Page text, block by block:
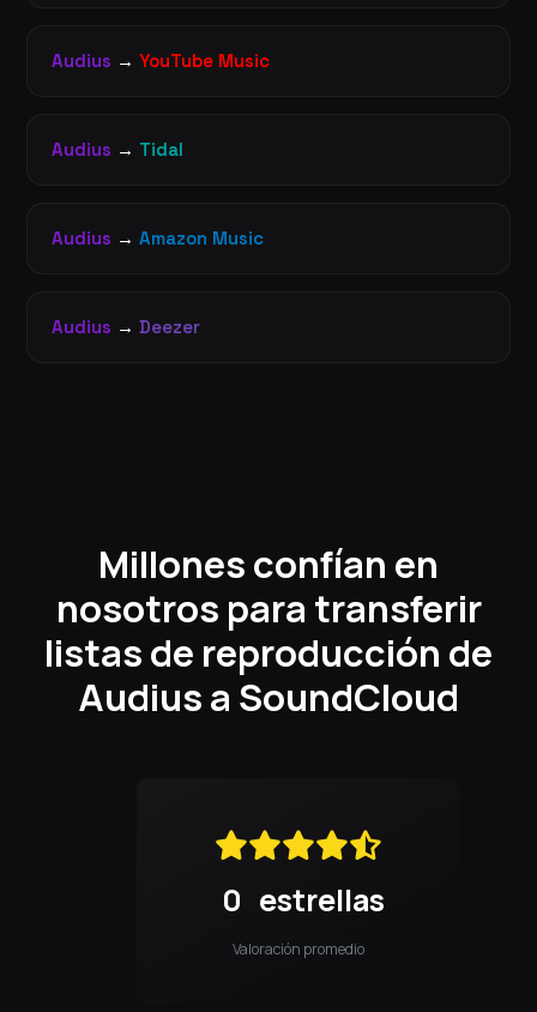
Audius → YouTube Music
Audius → Tidal
Audius → Amazon Music
Audius → Deezer
Millones confían en
nosotros para transferir
listas de reproducción de
Audius a SoundCloud
0 estrellas
Valoración promedio